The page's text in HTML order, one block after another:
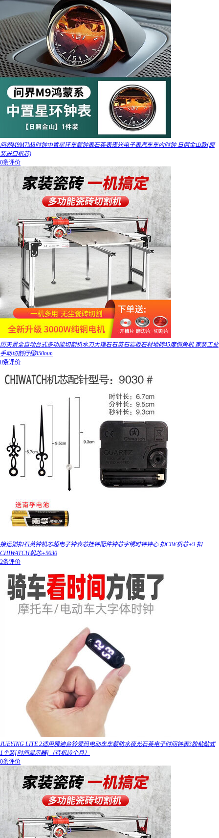
问界M9M7M8时钟中置星环车载钟表石英表夜光电子表汽车车内时钟 日照金山款(原
装进口机芯)
0条评价
历天景全自动台式多功能切割机水刀大理石石英石岩板石材地砖45度倒角机 家装工业
手动切割行程850mm
0条评价
接运猫扣石英钟机芯超电子钟表芯挂钟配件钟芯字绣时钟钟心 扣CIW机芯+9 扣
CHIWATCH机芯+9030
2条评价
JUEYING LITE 2适用雅迪台铃爱玛电动车车载防水夜光石英电子时间钟表3胶粘贴式
1个装[时间显示器]（待机10个月）
0条评价